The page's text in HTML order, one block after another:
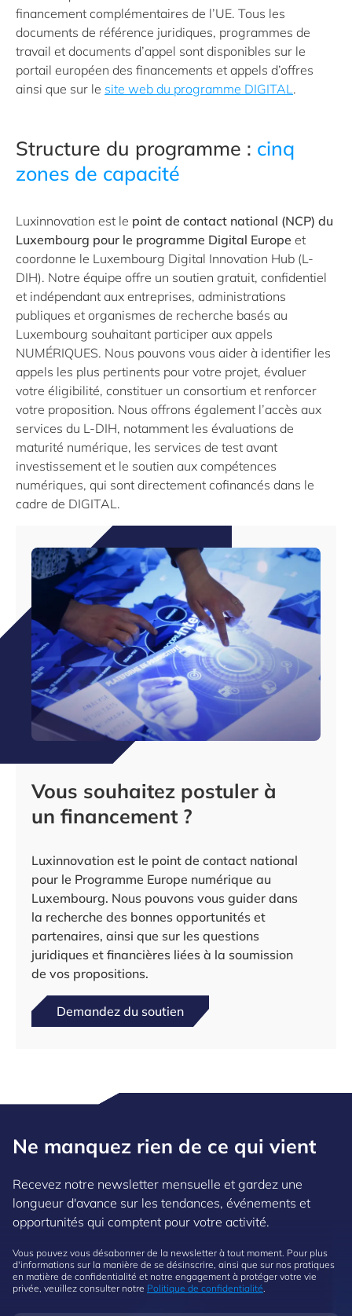
financement complémentaires de l’UE. Tous les
documents de référence juridiques, programmes de
travail et documents d’appel sont disponibles sur le
portail européen des financements et appels d’offres
ainsi que sur le site web du programme DIGITAL.
Structure du programme : cinq
zones de capacité
Luxinnovation est le point de contact national (NCP) du
Luxembourg pour le programme Digital Europe et
coordonne le Luxembourg Digital Innovation Hub (L-
DIH). Notre équipe offre un soutien gratuit, confidentiel
et indépendant aux entreprises, administrations
publiques et organismes de recherche basés au
Luxembourg souhaitant participer aux appels
NUMÉRIQUES. Nous pouvons vous aider à identifier les
appels les plus pertinents pour votre projet, évaluer
votre éligibilité, constituer un consortium et renforcer
votre proposition. Nous offrons également l’accès aux
services du L-DIH, notamment les évaluations de
maturité numérique, les services de test avant
investissement et le soutien aux compétences
numériques, qui sont directement cofinancés dans le
cadre de DIGITAL.
Vous souhaitez postuler à
un financement ?
Luxinnovation est le point de contact national
pour le Programme Europe numérique au
Luxembourg. Nous pouvons vous guider dans
la recherche des bonnes opportunités et
partenaires, ainsi que sur les questions
juridiques et financières liées à la soumission
de vos propositions.
Demandez du soutien
Ne manquez rien de ce qui vient
Recevez notre newsletter mensuelle et gardez une
longueur d'avance sur les tendances, événements et
opportunités qui comptent pour votre activité.
Vous pouvez vous désabonner de la newsletter à tout moment. Pour plus
d'informations sur la manière de se désinscrire, ainsi que sur nos pratiques
en matière de confidentialité et notre engagement à protéger votre vie
privée, veuillez consulter notre Politique de confidentialité.